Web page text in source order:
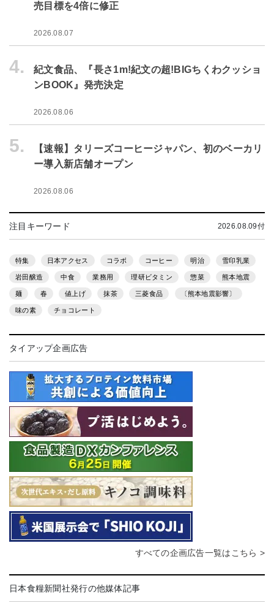
売目標を4倍に修正
2026.08.07
4.
紀文食品、『長さ1m!紀文の超!BIGちくわクッショ
ンBOOK』発売決定
2026.08.06
5.
【速報】タリーズコーヒージャパン、初のベーカリ
ー導入新店舗オープン
2026.08.06
注目キーワード 2026.08.09付
特集 日本アクセス コラボ コーヒー 明治 雪印乳業
岩田醸造 中食 業務用 理研ビタミン 惣菜 熊本地震
麺 春 値上げ 抹茶 三菱食品 〔熊本地震影響〕
味の素 チョコレート
タイアップ企画広告
すべての企画広告一覧はこちら >
日本食糧新聞社発行の他媒体記事